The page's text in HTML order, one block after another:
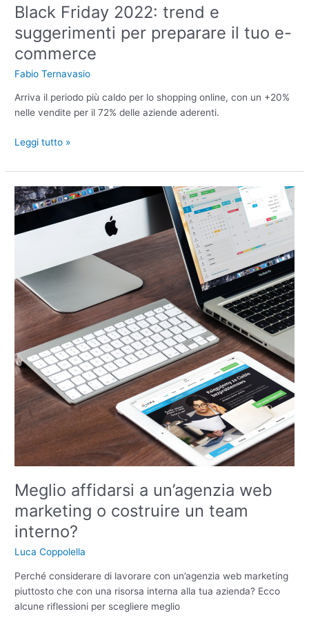
Black Friday 2022: trend e
suggerimenti per preparare il tuo e-
commerce
Fabio Ternavasio
Arriva il periodo più caldo per lo shopping online, con un +20%
nelle vendite per il 72% delle aziende aderenti.
Leggi tutto »
Meglio affidarsi a un’agenzia web
marketing o costruire un team
interno?
Luca Coppolella
Perché considerare di lavorare con un’agenzia web marketing
piuttosto che con una risorsa interna alla tua azienda? Ecco
alcune riflessioni per scegliere meglio
Meglio
affidarsi
un’agenzia
marketing
o
costruire
un
team
interno?